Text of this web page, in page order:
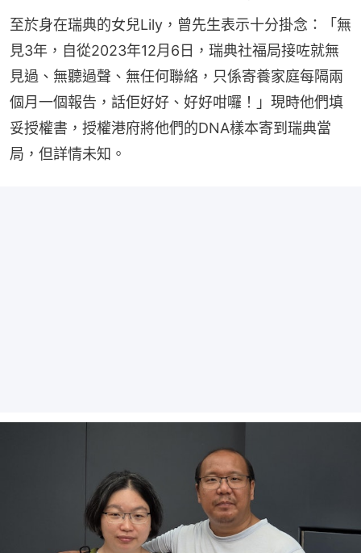
至於身在瑞典的女兒Lily，曾先生表示十分掛念：「無
見3年，自從2023年12月6日，瑞典社福局接咗就無
見過、無聽過聲、無任何聯絡，只係寄養家庭每隔兩
個月一個報告，話佢好好、好好咁囉！」現時他們填
妥授權書，授權港府將他們的DNA樣本寄到瑞典當
局，但詳情未知。